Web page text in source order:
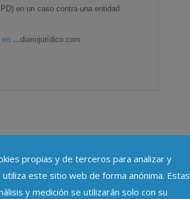
en un caso contra una entidad
en …diariojurídico.com
propias y de terceros para analizar y
este sitio web de forma anónima. Estas
y medición se utilizarán solo con su